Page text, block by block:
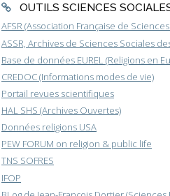
OUTILS SCIENCES
AFSR (Association Française de
ASSR, Archives de Sciences Sociales
Base de données EUREL (Religions en
CREDOC (Informations modes de vie)
Portail revues scientifiques
HAL SHS (Archives Ouvertes)
Données religions USA
PEW FORUM on religion & public life
TNS SOFRES
IFOP